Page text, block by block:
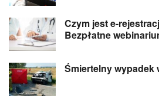
Czym jest e-
Bezpłatne
Śmiertelny wypadek